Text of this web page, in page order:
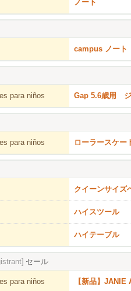
ノート
campus ノー
para niños Gap 5.6歳用
para niños ローラースケ
クイーンサイズ
ハイスツール
ハイテーブル
セール
para niños 【新品】